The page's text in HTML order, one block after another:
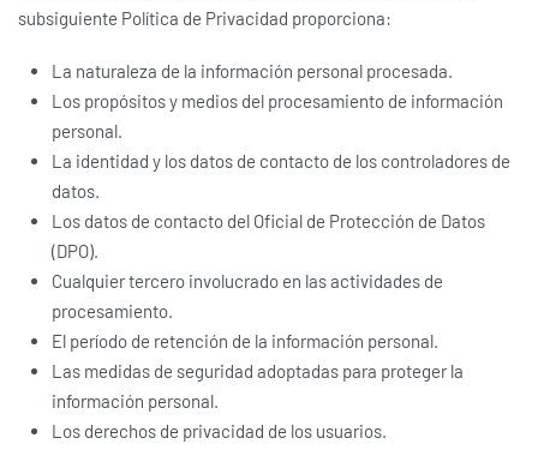
subsiguiente Política de Privacidad proporciona:
La naturaleza de la información personal procesada.
Los propósitos y medios del procesamiento de información
personal.
La identidad y los datos de contacto de los controladores de
datos.
Los datos de contacto del Oficial de Protección de Datos
(DPO).
Cualquier tercero involucrado en las actividades de
procesamiento.
El período de retención de la información personal.
Las medidas de seguridad adoptadas para proteger la
información personal.
Los derechos de privacidad de los usuarios.